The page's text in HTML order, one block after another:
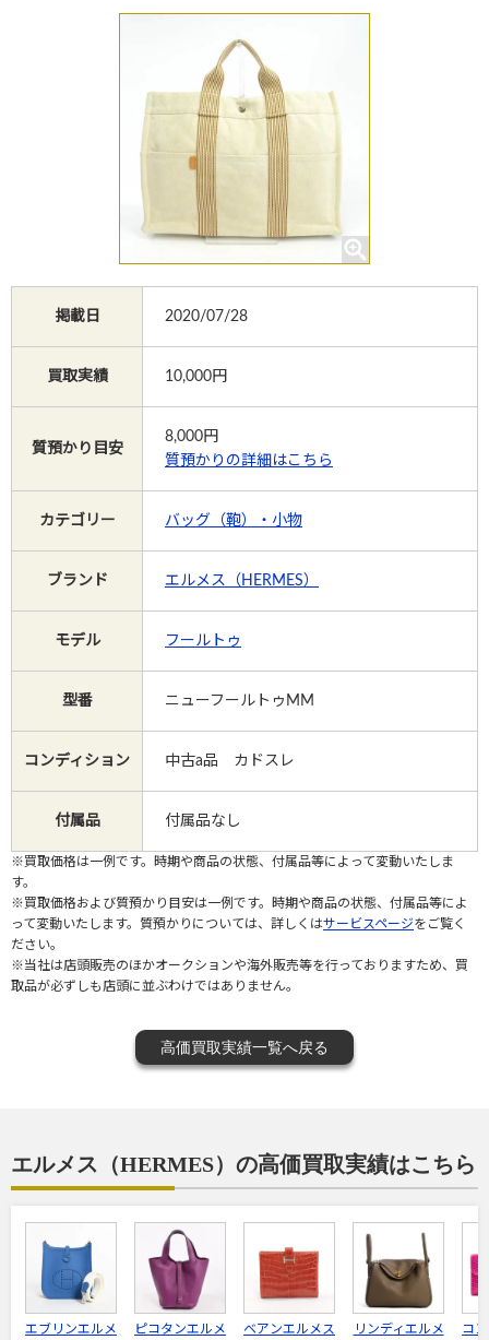
よくあるご質問
お買物
質預かり
修理
電話で相談する
掲載日 2020/07/28
買取実績 10,000円
質預かり目安
8,000円
質預かりの詳細はこちら
カテゴリー バッグ（鞄）・小物
ブランド エルメス（HERMES）
モデル フールトゥ
型番 ニューフールトゥMM
コンディション 中古a品 カドスレ
付属品 付属品なし
※買取価格は一例です。時期や商品の状態、付属品等によって変動いたしま
す。
※買取価格および質預かり目安は一例です。時期や商品の状態、付属品等によ
って変動いたします。質預かりについては、詳しくはサービスページをご覧く
ださい。
※当社は店頭販売のほかオークションや海外販売等を行っておりますため、買
取品が必ずしも店頭に並ぶわけではありません。
高価買取実績一覧へ戻る
エルメス（HERMES）の高価買取実績はこちら
エブリンエルメ
ピコタンエルメ
ベアンエルメス
リンディエルメ
コ